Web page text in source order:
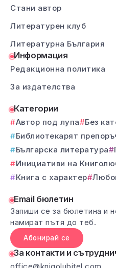
Стани автор
Литературен клуб
Литературна България
Информация
Редакционна политика
За издателства
Категории
Автор под лупа
Без
Библиотекарят
Българска литература
Инициативи на
Книга с характер
Email бюлетин
Запиши се за бюлетина и
намират пътя до теб.
Абонирай се
За контакти и